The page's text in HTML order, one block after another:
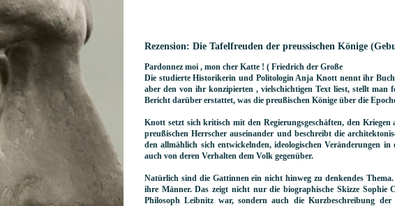
Rezension: Die Tafelfreuden der preussischen Könige
Pardonnez moi , mon cher Katte ! ( Friedrich der Große
Die studierte Historikerin und Politologin Anja Knott nennt ihr
aber den von ihr konzipierten , vielschichtigen Text liest, stellt man
Bericht darüber erstattet, was die preußischen Könige über die
Knott setzt sich kritisch mit den Regierungsgeschäften, den
preußischen Herrscher auseinander und beschreibt die
den allmählich sich entwickelnden, ideologischen Veränderungen
auch von deren Verhalten dem Volk gegenüber.
Natürlich sind die Gattinnen ein nicht hinweg zu denkendes
ihre Männer. Das zeigt nicht nur die biographische Skizze Sophie
Philosoph Leibnitz war, sondern auch die Kurzbeschreibung